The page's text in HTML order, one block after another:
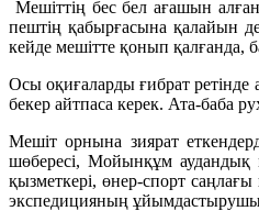
Мешіттің бес бел ағашын
пештің қабырғасына қалайын
кейде мешітте қонып қалғанда,
Осы оқиғаларды ғибрат ретінде
бекер айтпаса керек. Ата-баба
Мешіт орнына зиярат
шөбересі, Мойынқұм аудандық
қызметкері, өнер-спорт
экспедицияның